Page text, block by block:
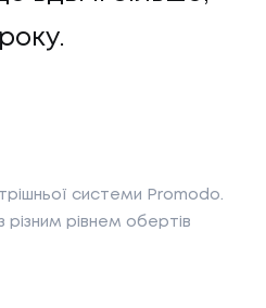
системи Promodo.
різним рівнем обертів